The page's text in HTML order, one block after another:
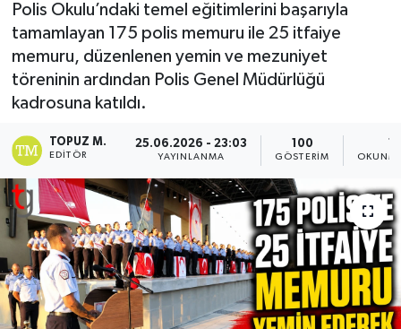
Polis Okulu’ndaki temel eğitimlerini başarıyla
tamamlayan 175 polis memuru ile 25 itfaiye
memuru, düzenlenen yemin ve mezuniyet
töreninin ardından Polis Genel Müdürlüğü
kadrosuna katıldı.
TOPUZ M.
EDITÖR
25.06.2026 - 23:03
YAYINLANMA
100
GÖSTERIM
TEKNOLOJİ
TÜRKİYE
Haber Arşivi